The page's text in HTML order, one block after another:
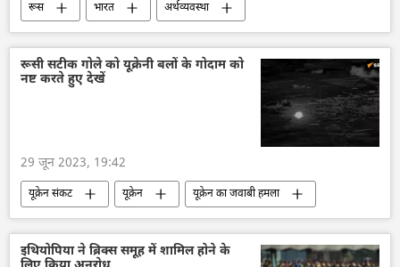
रूस भारत
अर्थव्यवस्था
रूस का विकास
भारत का विकास
Make in India
आर्थिक मंच
विशेष रणनीतिक साझेदारी
रूसी सटीक गोले को यूक्रेनी बलों के गोदाम को
नष्ट करते हुए देखें
29 जून 2023, 19:42
यूक्रेन संकट यूक्रेन
यूक्रेन का जवाबी हमला
यूक्रेन सशस्त्र बल
रूस
रूसी सेना
विशेष सैन्य अभियान
रक्षा मंत्रालय (MoD)
इथियोपिया ने ब्रिक्स समूह में शामिल होने के